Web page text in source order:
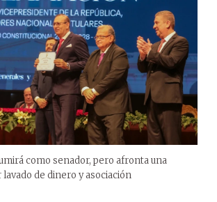
como senador, pero afronta una
de dinero y asociación